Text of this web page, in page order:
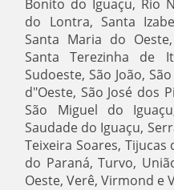
Bonito do Iguaçu, Rio
do Lontra, Santa
Santa Maria do
Santa Terezinha de
Sudoeste, São João,
d"Oeste, São José dos
São Miguel do
Saudade do Iguaçu,
Teixeira Soares, Tijucas
do Paraná, Turvo,
Oeste, Verê, Virmond e